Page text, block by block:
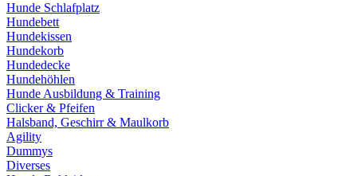
Hunde Schlafplatz
Hundebett
Hundekissen
Hundekorb
Hundedecke
Hundehöhlen
Hunde Ausbildung & Training
Clicker & Pfeifen
Halsband, Geschirr & Maulkorb
Agility
Dummys
Diverses